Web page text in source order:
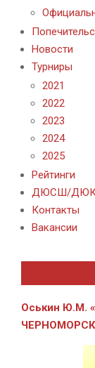
Новости
Турниры
2021
2022
2023
2024
2025
Рейтинги
ДЮСШ/
Контакты
Вакансии
Оськин Ю.М.